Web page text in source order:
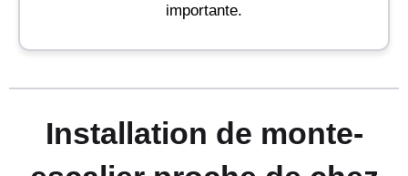
importante.
Installation de monte-